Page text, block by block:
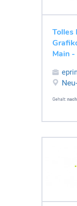
Tolles
Main
Gehalt: